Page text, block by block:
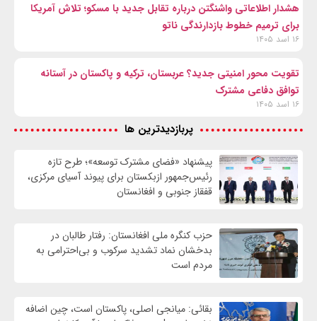
هشدار اطلاعاتی واشنگتن درباره تقابل جدید با مسکو؛ تلاش آمریکا
برای ترمیم خطوط بازدارندگی ناتو
۱۶ اسد ۱۴۰۵
تقویت محور امنیتی جدید؟ عربستان، ترکیه و پاکستان در آستانه
توافق دفاعی مشترک
۱۶ اسد ۱۴۰۵
پربازدیدترین ها
پیشنهاد «فضای مشترک توسعه»؛ طرح تازه
رئیس‌جمهور ازبکستان برای پیوند آسیای مرکزی،
قفقاز جنوبی و افغانستان
حزب کنگره ملی افغانستان: رفتار طالبان در
بدخشان نماد تشدید سرکوب و بی‌احترامی به
مردم است
بقائی: میانجی اصلی، پاکستان است، چین اضافه